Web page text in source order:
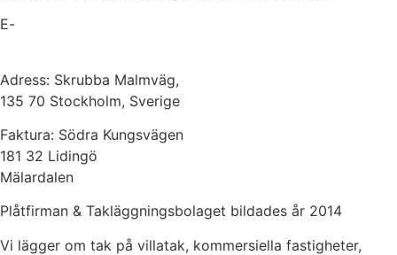
E-
Adress: Skrubba Malmväg,
135 70 Stockholm, Sverige
Faktura: Södra Kungsvägen
181 32 Lidingö
Mälardalen
Plåtfirman & Takläggningsbolaget bildades år 2014
Vi lägger om tak på villatak, kommersiella fastigheter,